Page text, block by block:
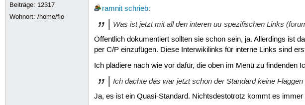
Beiträge: 12317
Wohnort: /home/flo
ramnit schrieb:
Was ist jetzt mit all den interen uu-spezifischen Links
Öffentlich dokumentiert sollten sie schon sein, ja. Allerdings ist
per C/P einzufügen. Diese Interwikilinks für interne Links sind
Ich plädiere nach wie vor dafür, die oben im Menü zu findenden
Ich dachte das wär jetzt schon der Standard keine
Ja, es ist ein Quasi-Standard. Nichtsdestotrotz kommt es